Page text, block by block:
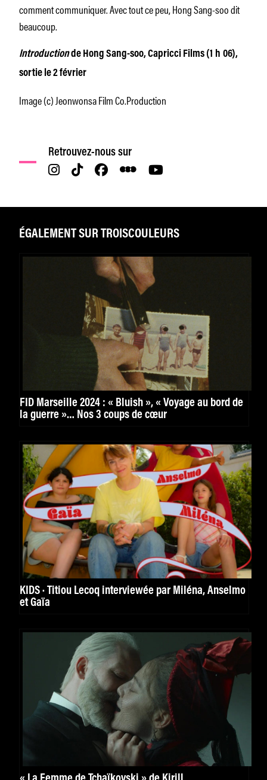
comment communiquer. Avec tout ce peu, Hong Sang-soo dit
beaucoup.
Introductionde Hong Sang-soo, Capricci Films (1 h 06),
sortie le 2 février
Image (c) Jeonwonsa Film Co.Production
Retrouvez-nous sur
ÉGALEMENT SUR TROISCOULEURS
FID Marseille 2024 : « Bluish », « Voyage au bord de
la guerre »… Nos 3 coups de cœur
KIDS · Titiou Lecoq interviewée par Miléna, Anselmo
et Gaïa